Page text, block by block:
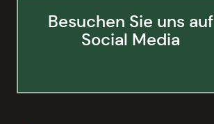
Besuchen Sie uns auf
Social Media